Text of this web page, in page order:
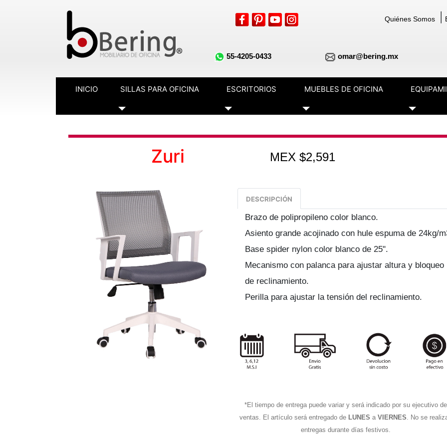
Quiénes Somos
55-4205-0433 omar@bering.mx
INICIO SILLAS PARA OFICINA
Toggle Dropdown
ESCRITORIOS
Toggle Dropdown
MUEBLES DE OFICINA
Toggle Dropdown Toggle
Zuri MEX $2,591
DESCRIPCIÓN
Brazo de polipropileno color blanco.
Asiento grande acojinado con hule espuma de 24kg/
Base spider nylon color blanco de 25".
Mecanismo con palanca para ajustar altura y bloqueo
de reclinamiento.
Perilla para ajustar la tensión del reclinamiento.
*El tiempo de entrega puede variar y será indicado por su ejecutivo de
ventas. El artículo será entregado de LUNES a VIERNES. No se
entregas durante días festivos.